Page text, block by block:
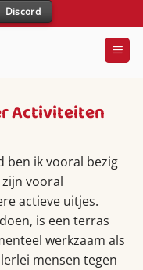
Discord
Activiteiten
ben ik vooral bezig
vooral
actieve uitjes.
is een terras
werkzaam als
mensen tegen